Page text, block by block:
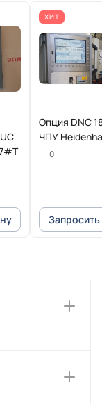
ХИТ
Опция DNC
ЧПУ
0